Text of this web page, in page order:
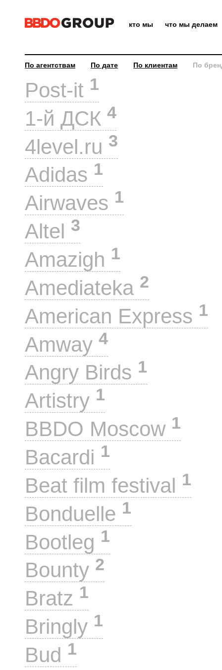
кто мы что мы делаем
По агентствам По дате По клиентам По
Post-it 1
1-й ДСК 4
4level.ru 3
Adidas 1
Airwaves 1
Altel 3
Amazigh 1
Amediateka 2
American Express 1
Amway 4
Angry Birds 1
Artistry 1
BBDO Moscow 1
Bacardi 1
Beat film festival 1
Bonduelle 1
Bootleg 1
Bounty 2
Bratz 1
Bringly 1
Bud 1